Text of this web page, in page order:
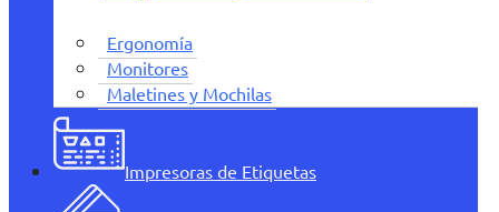
Ergonomía
Monitores
Maletines y Mochilas
Impresoras de Etiquetas